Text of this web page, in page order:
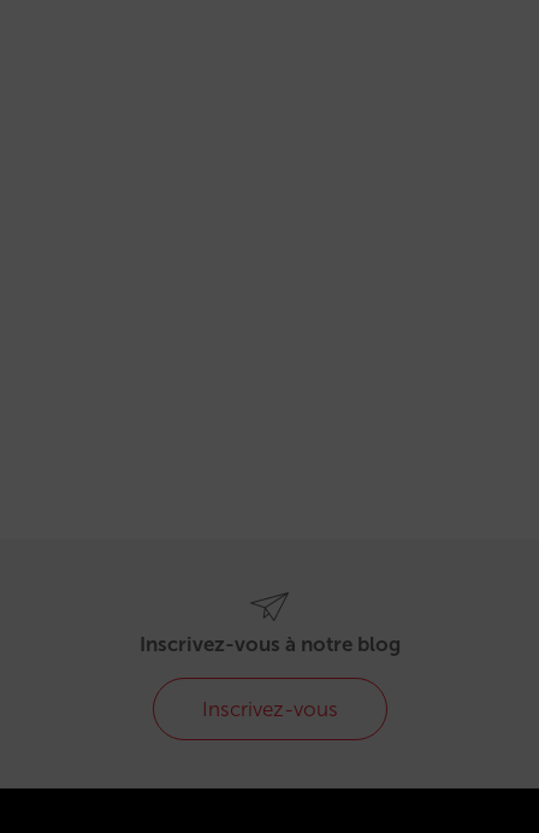
Inscrivez-vous à notre blog
Inscrivez-vous